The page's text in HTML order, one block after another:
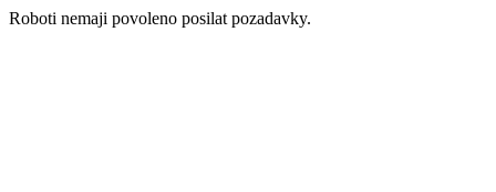
Roboti nemaji povoleno posilat pozadavky.